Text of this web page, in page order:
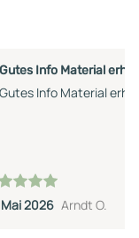
Info Material
Info Material
2026 Arndt O.